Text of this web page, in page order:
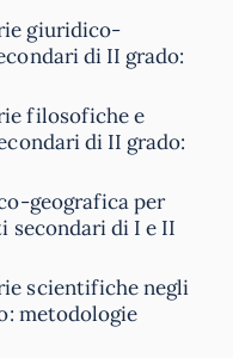
giuridico-
di II grado:
filosofiche e
di II grado:
geografica per
secondari di I e II
scientifiche negli
metodologie